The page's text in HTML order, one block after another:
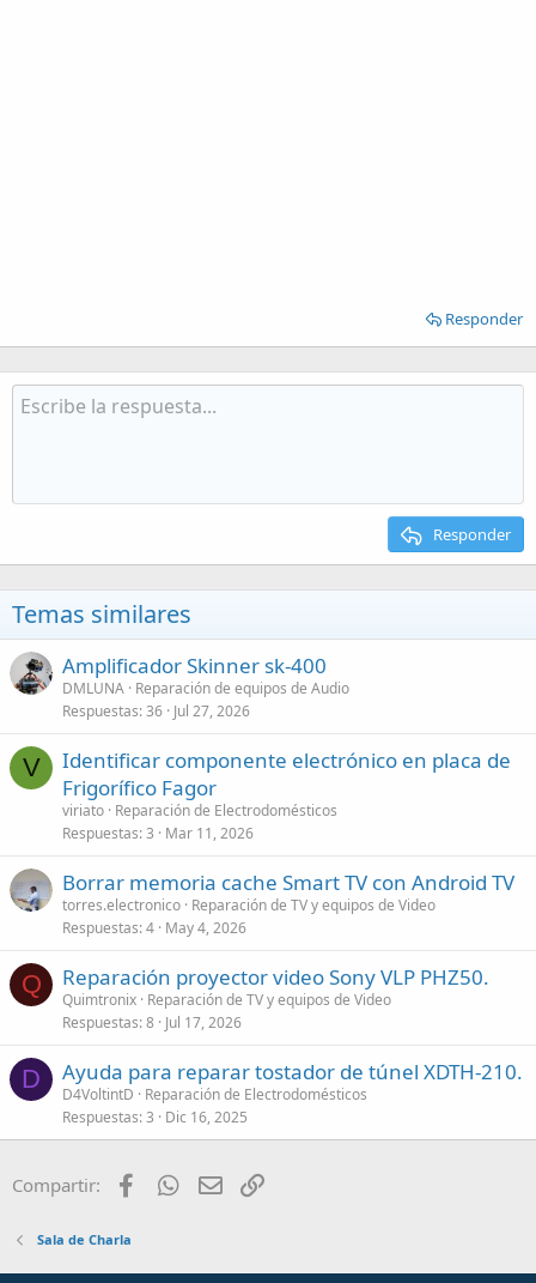
Responder
Responder
Temas similares
Amplificador Skinner sk-400
DMLUNA Reparación de equipos de Audio
Respuestas 36 Jul 27, 2026
V
Identificar componente electrónico en placa de
Frigorífico Fagor
viriato Reparación de Electrodomésticos
Respuestas 3 Mar 11, 2026
Borrar memoria cache Smart TV con Android TV
torres.electronico Reparación de TV y equipos de Video
Respuestas 4 May 4, 2026
Q Reparación proyector video Sony VLP PHZ50.
Quimtronix Reparación de TV y equipos de Video
Respuestas 8 Jul 17, 2026
D Ayuda para reparar tostador de túnel XDTH-210.
D4VoltintD
Reparación de Electrodomésticos
Respuestas 3 Dic 16, 2025
Compartir: FacebookWhatsApp
Email
Sala de Charla